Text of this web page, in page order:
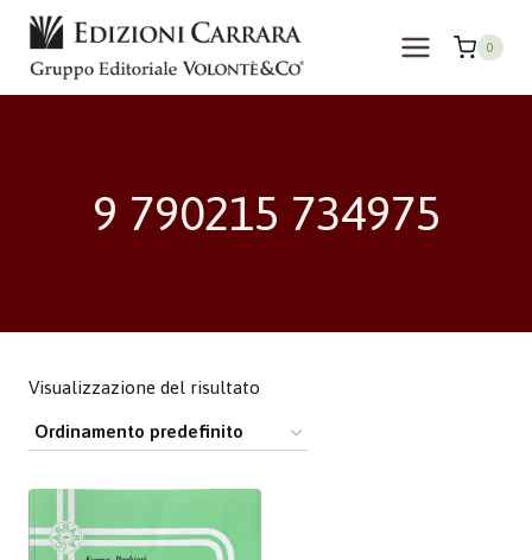
Salta
contenuto
0
9 790215 734975
Visualizzazione del risultato